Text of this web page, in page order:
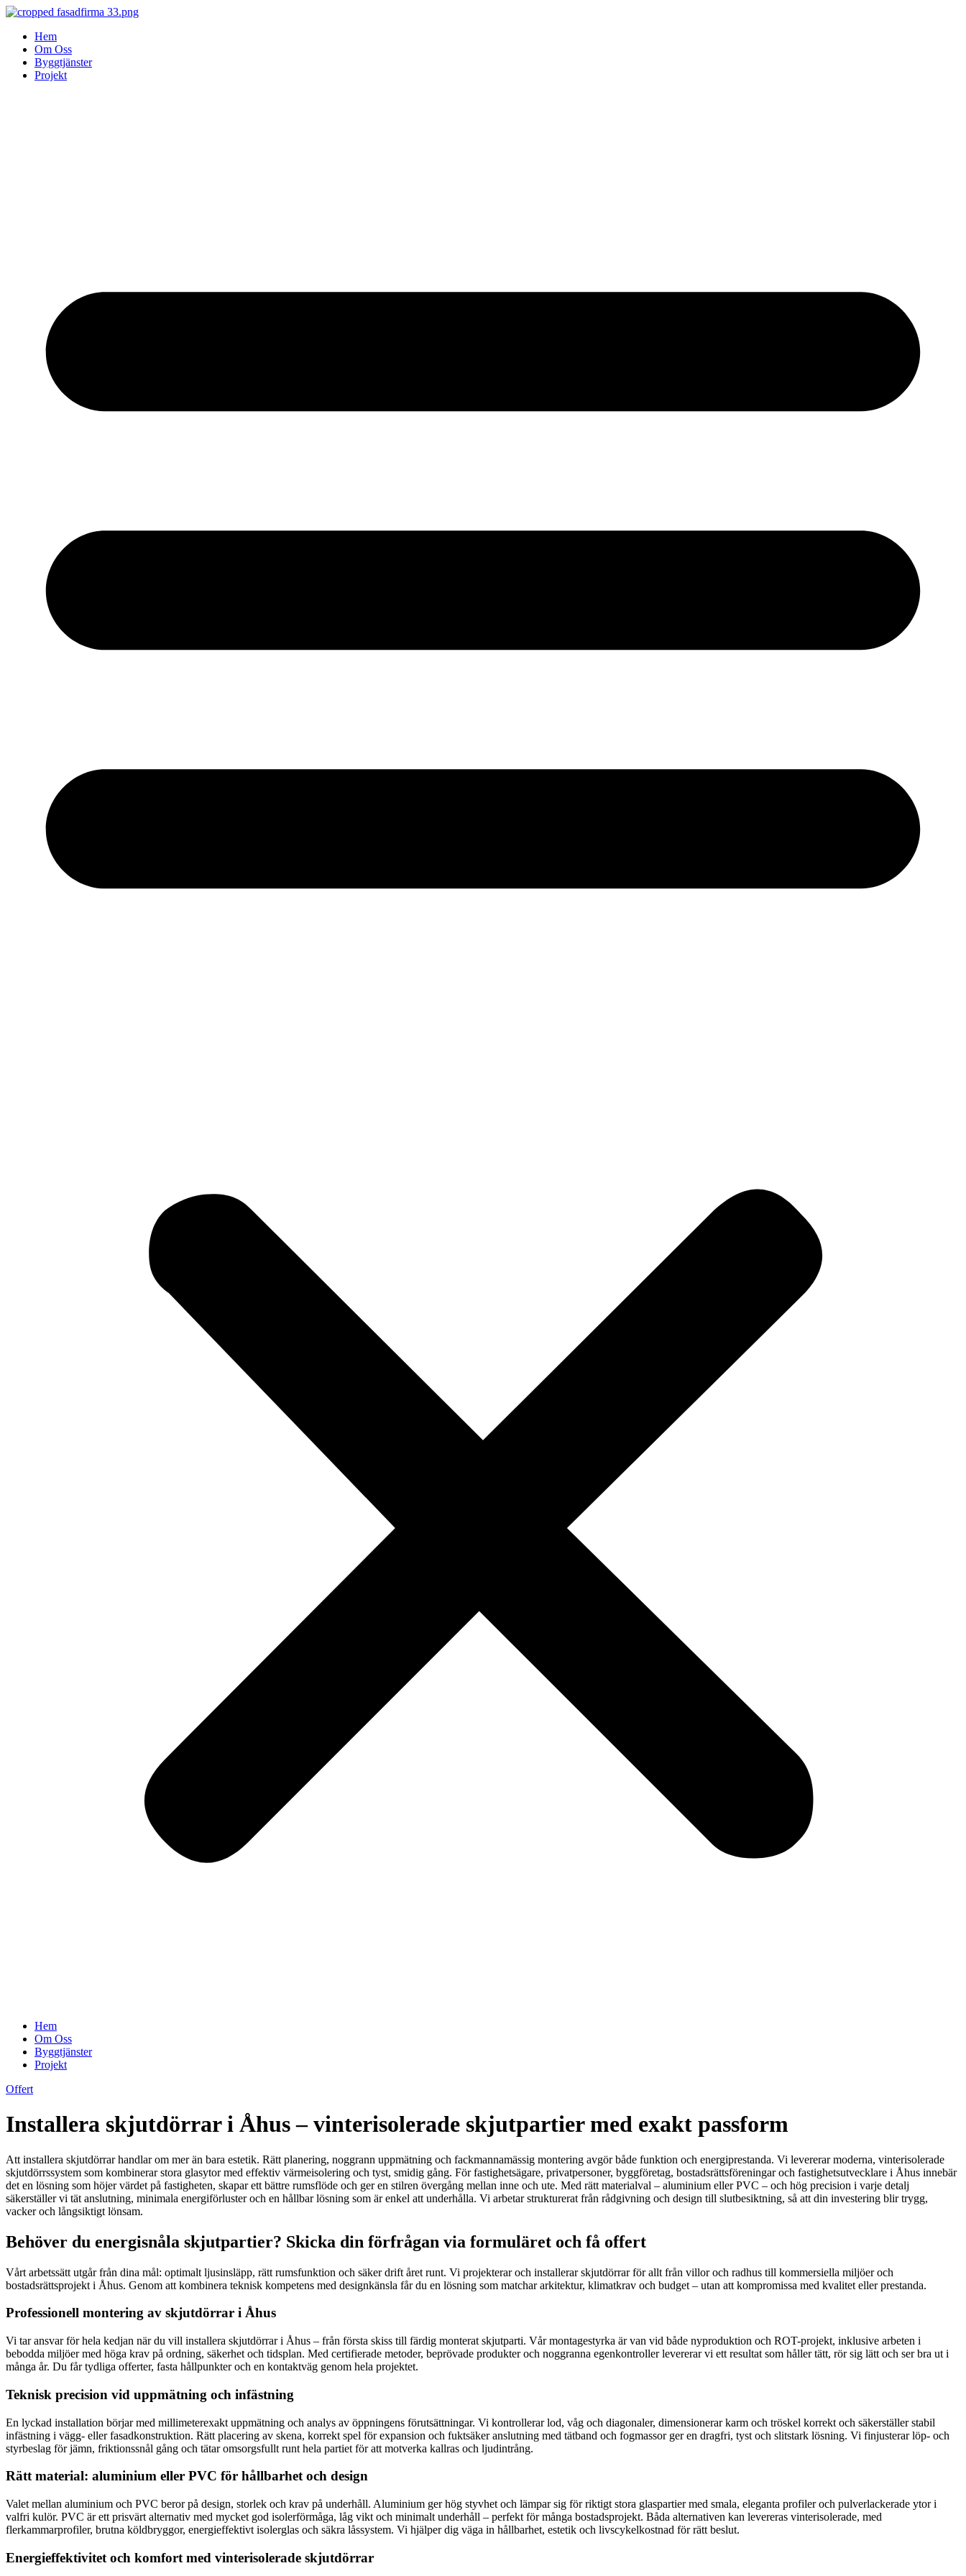
Skip
contentHem
Om Oss
Byggtjänster
Projekt
Hem
Om Oss
Byggtjänster
Projekt
Offert
Installera skjutdörrar i Åhus – vinterisolerade skjutpartier med exakt passform
Att installera skjutdörrar handlar om mer än bara estetik. Rätt planering, noggrann uppmätning och fackmannamässig montering avgör både funktion och energiprestanda. Vi levererar moderna, vinterisolerade
skjutdörrssystem som kombinerar stora glasytor med effektiv värmeisolering och tyst, smidig gång. För fastighetsägare, privatpersoner, byggföretag, bostadsrättsföreningar och fastighetsutvecklare i Åhus innebär
det en lösning som höjer värdet på fastigheten, skapar ett bättre rumsflöde och ger en stilren övergång mellan inne och ute. Med rätt materialval – aluminium eller PVC – och hög precision i varje detalj
säkerställer vi tät anslutning, minimala energiförluster och en hållbar lösning som är enkel att underhålla. Vi arbetar strukturerat från rådgivning och design till slutbesiktning, så att din investering blir trygg,
vacker och långsiktigt lönsam.
Behöver du energisnåla skjutpartier? Skicka din förfrågan via formuläret och få offert
Vårt arbetssätt utgår från dina mål: optimalt ljusinsläpp, rätt rumsfunktion och säker drift året runt. Vi projekterar och installerar skjutdörrar för allt från villor och radhus till kommersiella miljöer och
bostadsrättsprojekt i Åhus. Genom att kombinera teknisk kompetens med designkänsla får du en lösning som matchar arkitektur, klimatkrav och budget – utan att kompromissa med kvalitet eller prestanda.
Professionell montering av skjutdörrar i Åhus
Vi tar ansvar för hela kedjan när du vill installera skjutdörrar i Åhus – från första skiss till färdig monterat skjutparti. Vår montagestyrka är van vid både nyproduktion och ROT-projekt, inklusive arbeten i
bebodda miljöer med höga krav på ordning, säkerhet och tidsplan. Med certifierade metoder, beprövade produkter och noggranna egenkontroller levererar vi ett resultat som håller tätt, rör sig lätt och ser bra ut i
många år. Du får tydliga offerter, fasta hållpunkter och en kontaktväg genom hela projektet.
Teknisk precision vid uppmätning och infästning
En lyckad installation börjar med millimeterexakt uppmätning och analys av öppningens förutsättningar. Vi kontrollerar lod, våg och diagonaler, dimensionerar karm och tröskel korrekt och säkerställer stabil
infästning i vägg- eller fasadkonstruktion. Rätt placering av skena, korrekt spel för expansion och fuktsäker anslutning med tätband och fogmassor ger en dragfri, tyst och slitstark lösning. Vi finjusterar löp- och
styrbeslag för jämn, friktionssnål gång och tätar omsorgsfullt runt hela partiet för att motverka kallras och ljudintrång.
Rätt material: aluminium eller PVC för hållbarhet och design
Valet mellan aluminium och PVC beror på design, storlek och krav på underhåll. Aluminium ger hög styvhet och lämpar sig för riktigt stora glaspartier med smala, eleganta profiler och pulverlackerade ytor i
valfri kulör. PVC är ett prisvärt alternativ med mycket god isolerförmåga, låg vikt och minimalt underhåll – perfekt för många bostadsprojekt. Båda alternativen kan levereras vinterisolerade, med
flerkammarprofiler, brutna köldbryggor, energieffektivt isolerglas och säkra låssystem. Vi hjälper dig väga in hållbarhet, estetik och livscykelkostnad för rätt beslut.
Energieffektivitet och komfort med vinterisolerade skjutdörrar